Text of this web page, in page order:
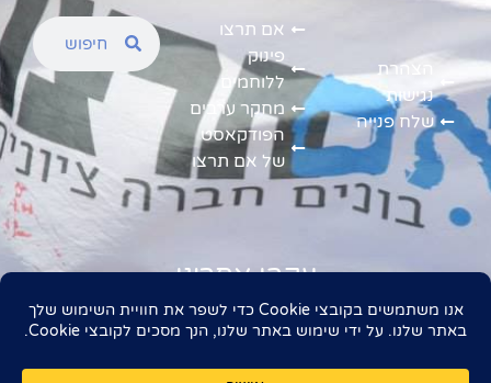
הצהרת
נגישות
שלח פנייה
אם תרצו
פינוק
ללוחמים
מחקר ערבים
הפודקאסט
של אם תרצו
עקבו אחרינו